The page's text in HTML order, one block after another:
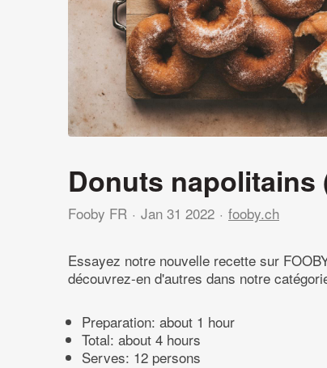
Donuts napolitains
Fooby FR Jan 31 2022 fooby.ch
Essayez notre nouvelle recette sur
découvrez-en d'autres dans notre
Preparation: about 1 hour
Total: about 4 hours
Serves: 12 persons